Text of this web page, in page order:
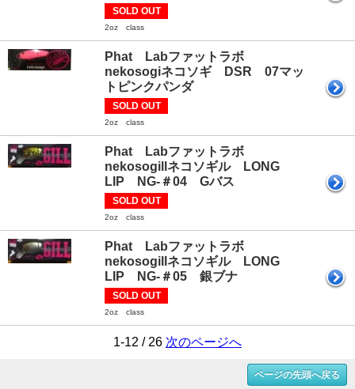
SOLD OUT
2oz class
Phat Labファットラボ
nekosogiネコソギ DSR 07マッ
トピンクパンダ
SOLD OUT
2oz class
Phat Labファットラボ
nekosogillネコソギル LONG
LIP NG-＃04 Gバス
SOLD OUT
2oz class
Phat Labファットラボ
nekosogillネコソギル LONG
LIP NG-＃05 銀ブナ
SOLD OUT
2oz class
1-12 / 26 次のページへ
ページの先頭へ戻る